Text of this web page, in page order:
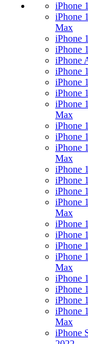
iPhone
iPhone
Max
iPhone
iPhone
iPhone
iPhone
iPhone
iPhone
iPhone
Max
iPhone
iPhone
iPhone
Max
iPhone
iPhone
iPhone
iPhone
Max
iPhone
iPhone
iPhone
iPhone
Max
iPhone
iPhone
iPhone
iPhone
Max
iPhone